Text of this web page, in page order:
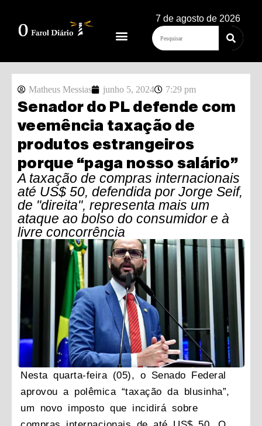
7 de agosto de 2026
Matheus Messias junho 5, 2024 7:29 pm
Senador do PL defende com
veemência taxação de
produtos estrangeiros
porque “paga nosso salário”
A taxação de compras internacionais
até US$ 50, defendida por Jorge Seif,
de "direita", representa mais um
ataque ao bolso do consumidor e à
livre concorrência
Nesta quarta-feira (05), o Senado Federal
aprovou a polêmica “taxação da blusinha”,
um novo imposto que incidirá sobre